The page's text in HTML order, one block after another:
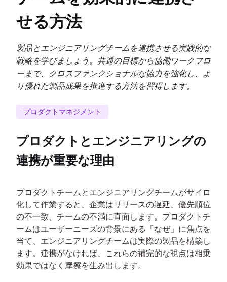
せる方法
製品とエンジニアリングチームを連携させる実践的な
戦略を学びましょう。共通の目標から協働ワークフロ
ーまで、クロスファンクショナルな協力を強化し、よ
り優れた製品成果を推進する方法を習得します。
プロダクトマネジメント
プロダクトとエンジニアリングの
連携が重要な理由
プロダクトチームとエンジニアリングチームがサイロ
化して作業すると、企業はリリースの遅延、優先順位
の不一致、チームの不満に直面します。プロダクトチ
ームはユーザーニーズの背景にある「なぜ」に焦点を
当て、エンジニアリングチームは実際の製品を構築し
ます。連携がなければ、これらの補完的な視点は相乗
効果ではなく摩擦を生み出します。